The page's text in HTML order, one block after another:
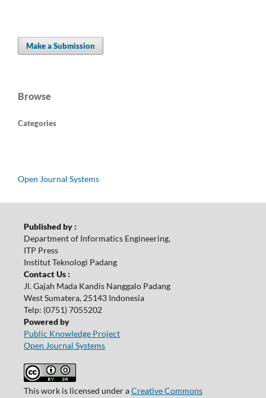
Make a Submission
Browse
Categories
Open Journal Systems
Published by :
Department of Informatics Engineering,
ITP Press
Institut Teknologi Padang
Contact Us :
Jl. Gajah Mada Kandis Nanggalo Padang
West Sumatera, 25143 Indonesia
Telp: (0751) 7055202
Powered by
Public Knowledge Project
Open Journal Systems
This work is licensed under aCreative Commons